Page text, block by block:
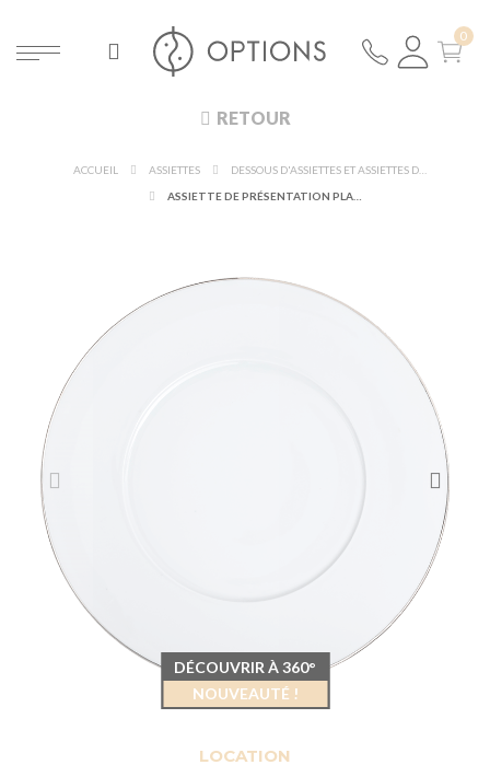
RETOUR
ACCUEIL ASSIETTES
LOCATION
DÉCOUVRIR À 360°
NOUVEAUTÉ !